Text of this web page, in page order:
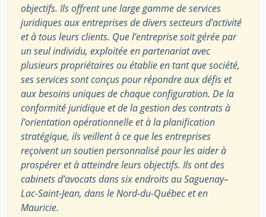
objectifs. Ils offrent une large gamme de services
juridiques aux entreprises de divers secteurs d’activité
et à tous leurs clients. Que l’entreprise soit gérée par
un seul individu, exploitée en partenariat avec
plusieurs propriétaires ou établie en tant que société,
ses services sont conçus pour répondre aux défis et
aux besoins uniques de chaque configuration. De la
conformité juridique et de la gestion des contrats à
l’orientation opérationnelle et à la planification
stratégique, ils veillent à ce que les entreprises
reçoivent un soutien personnalisé pour les aider à
prospérer et à atteindre leurs objectifs. Ils ont des
cabinets d’avocats dans six endroits au Saguenay–
Lac-Saint-Jean, dans le Nord-du-Québec et en
Mauricie.